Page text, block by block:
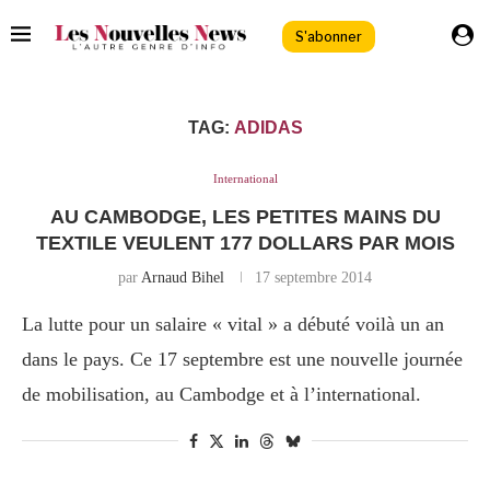
S'abonner
TAG: ADIDAS
International
AU CAMBODGE, LES PETITES MAINS DU
TEXTILE VEULENT 177 DOLLARS PAR MOIS
par Arnaud Bihel 17 septembre 2014
La lutte pour un salaire « vital » a débuté voilà un an
dans le pays. Ce 17 septembre est une nouvelle journée
de mobilisation, au Cambodge et à l’international.